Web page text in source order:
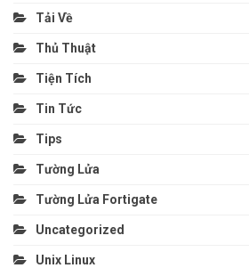
Tải Về
Thủ Thuật
Tiện Tích
Tin Tức
Tips
Tường Lửa
Tường Lửa Fortigate
Uncategorized
Unix Linux